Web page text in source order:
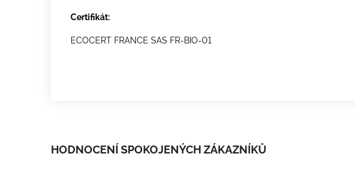
Certifikát:
ECOCERT FRANCE SAS FR-BIO-01
HODNOCENÍ SPOKOJENÝCH ZÁKAZNÍKŮ